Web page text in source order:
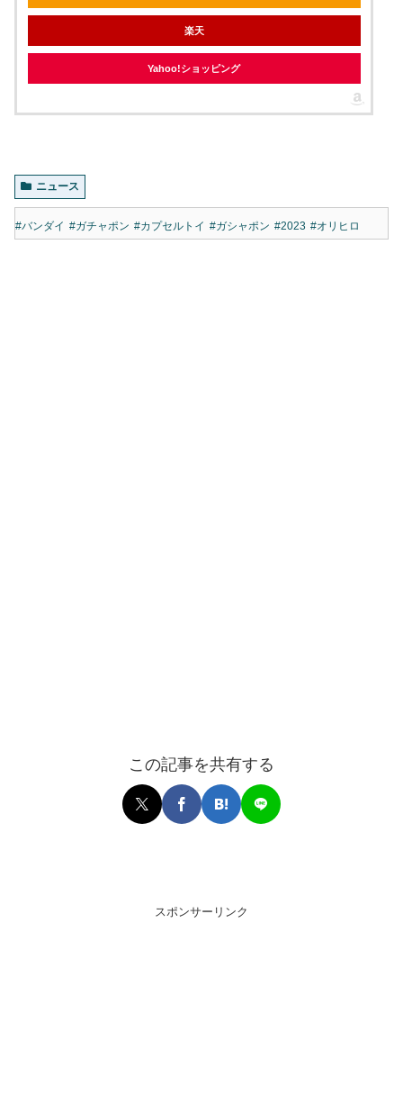
楽天
Yahoo!ショッピング
ニュース
#バンダイ #ガチャポン #カプセルトイ #ガシャポン #2023 #オリヒロ
この記事を共有する
スポンサーリンク